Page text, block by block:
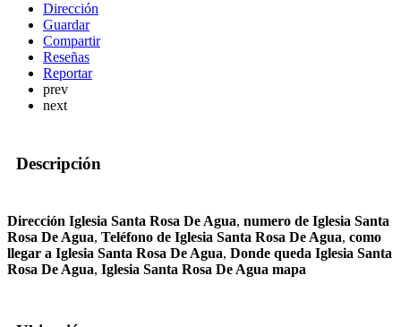
Dirección
Guardar
Compartir
Reseñas
Reportar
prev
next
Descripción
Dirección Iglesia Santa Rosa De Agua, numero de Iglesia Santa
Rosa De Agua, Teléfono de Iglesia Santa Rosa De Agua, como
llegar a Iglesia Santa Rosa De Agua, Donde queda Iglesia Santa
Rosa De Agua, Iglesia Santa Rosa De Agua mapa